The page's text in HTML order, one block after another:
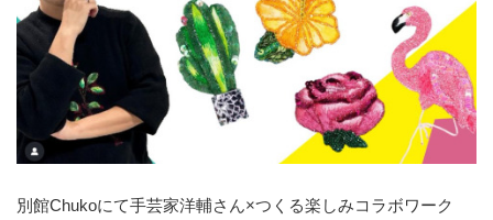
別館Chukoにて手芸家洋輔さん×つくる楽しみコラボワーク